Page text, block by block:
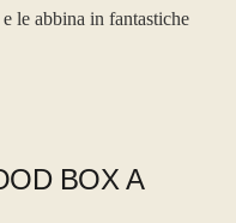
le abbina in fantastiche
BOX A